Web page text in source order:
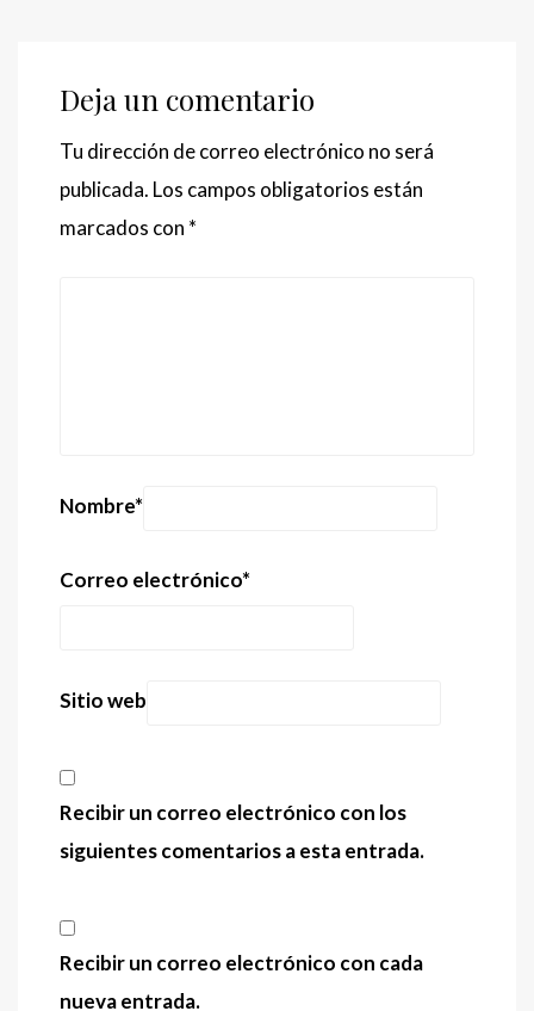
Deja un comentario
Tu dirección de correo electrónico no será
publicada. Los campos obligatorios están
marcados con *
Nombre*
Correo electrónico*
Sitio web
Recibir un correo electrónico con los
siguientes comentarios a esta entrada.
Recibir un correo electrónico con cada
nueva entrada.